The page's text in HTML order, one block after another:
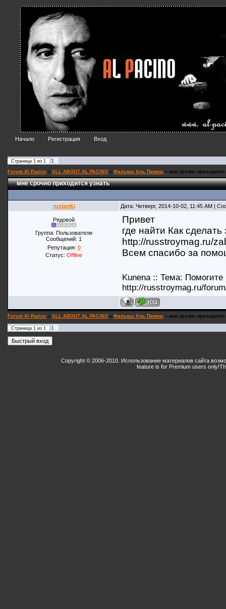
Начало Регистрация Вход
Страница 1 из 1 1
Forum Al Pacino » ALL ABOUT AL PACINO » Фильмы Аль Пачино » мне срочно приходится
мне срочно приходится узнать
ruslanKi Дата: Четверг, 2014-10-02, 11:45 AM |
Рядовой
Группа: Пользователи
Сообщений: 1
Репутация: 0
Статус: Offline
Привет
где найти Как
http://russtroymag.ru/
Всем спасибо за
Kunena :: Тема:
http://russtroymag.ru/
Forum Al Pacino » ALL ABOUT AL PACINO » Фильмы Аль Пачино » мне срочно приходится
Страница 1 из 1 1
Copyright © 2006-2010. Использование материалов сайта
feature is for Premium users only!